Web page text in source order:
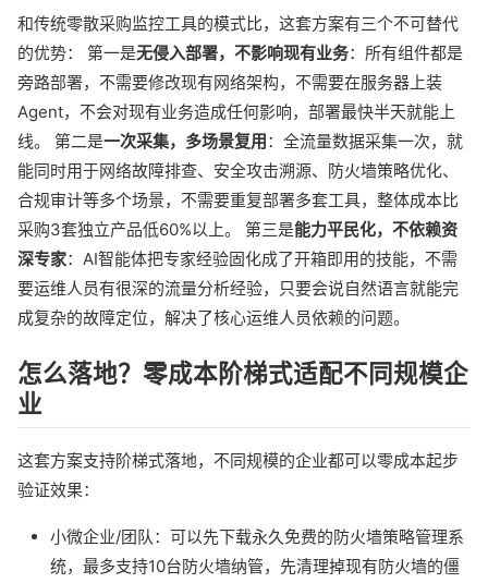
和传统零散采购监控工具的模式比，这套方案有三个不可替代
的优势： 第一是无侵入部署，不影响现有业务：所有组件都是
旁路部署，不需要修改现有网络架构，不需要在服务器上装
Agent，不会对现有业务造成任何影响，部署最快半天就能上
线。 第二是一次采集，多场景复用：全流量数据采集一次，就
能同时用于网络故障排查、安全攻击溯源、防火墙策略优化、
合规审计等多个场景，不需要重复部署多套工具，整体成本比
采购3套独立产品低60%以上。 第三是能力平民化，不依赖资
深专家：AI智能体把专家经验固化成了开箱即用的技能，不需
要运维人员有很深的流量分析经验，只要会说自然语言就能完
成复杂的故障定位，解决了核心运维人员依赖的问题。
怎么落地？零成本阶梯式适配不同规模企
业
这套方案支持阶梯式落地，不同规模的企业都可以零成本起步
验证效果：
小微企业/团队：可以先下载永久免费的防火墙策略管理系
统，最多支持10台防火墙纳管，先清理掉现有防火墙的僵